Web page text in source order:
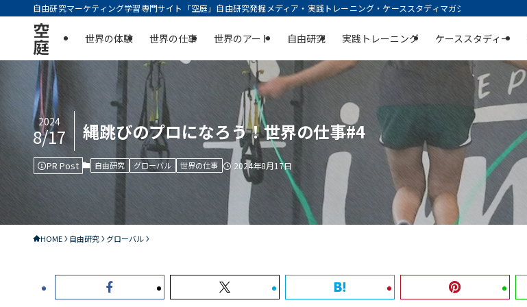
自由研究マーケティング学習専門サイト「空庭」自由研究発掘メディア・実践トレーニング・ケーススタディマガジン | 空庭
空
庭 世界の体験 世界の仕事 世界のアート 自由研究 実践トレーニング ケーススタディー
縄跳びのプロになろう！世界の仕事#4
2024
8/17
PR Post 自由研究 グローバル 世界の仕事 2024年8月17日
HOME 自由研究 グローバル